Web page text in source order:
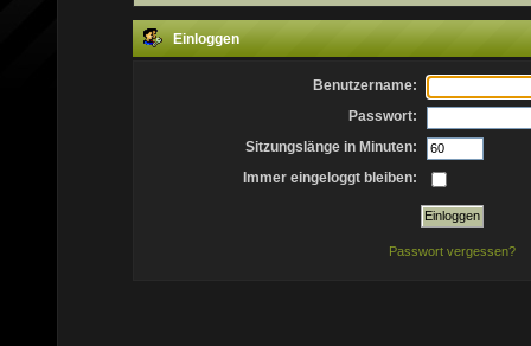
Einloggen
Benutzername:
Passwort:
Sitzungslänge in Minuten:
Immer eingeloggt bleiben:
Passwort vergessen?